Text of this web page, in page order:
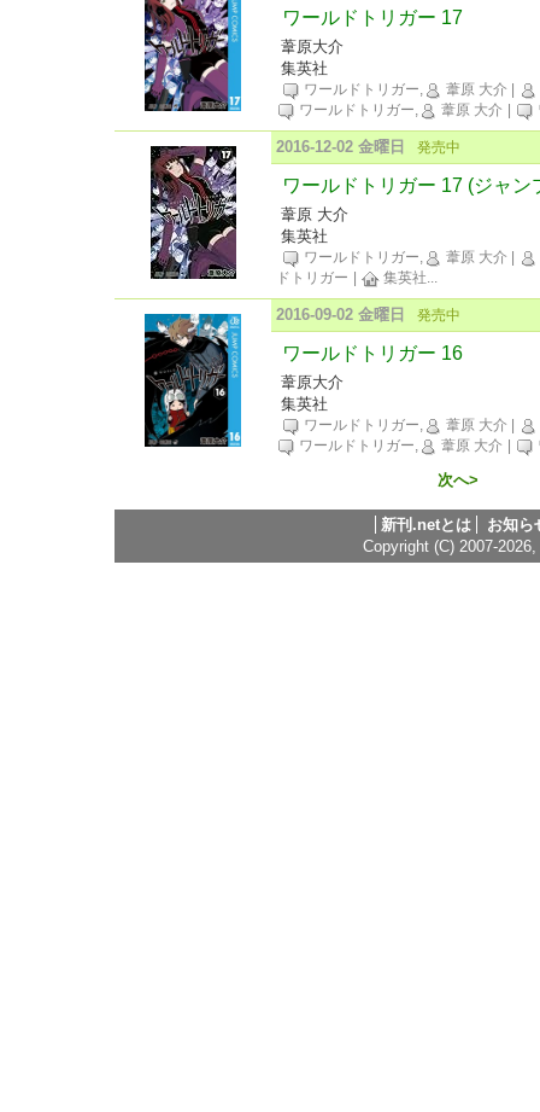
ワールドトリガー 17
葦原大介
集英社
ワールドトリガー, 葦原 大介
ワールドトリガー,
葦原 大介
2016-12-02 金曜日 発売中
ワールドトリガー 17 (ジャン
葦原 大介
集英社
ワールドトリガー, 葦原 大介
ドトリガー
集英社...
2016-09-02 金曜日 発売中
ワールドトリガー 16
葦原大介
集英社
ワールドトリガー, 葦原 大介
ワールドトリガー,
葦原 大介
次へ>
新刊.netとは
お知ら
Copyright (C) 2007-2026,